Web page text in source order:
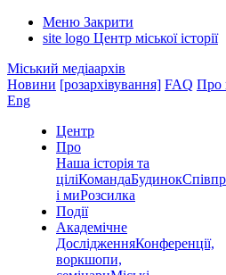
Меню Закрити
site logo Центр міської історії
Міський медіаархів
Новини [розархівування] FAQ Про
Eng
Центр
Про
Наша історія та
ціліКомандаБудинок
і миРозсилка
Події
Академічне
ДослідженняКонференції,
воркшопи,